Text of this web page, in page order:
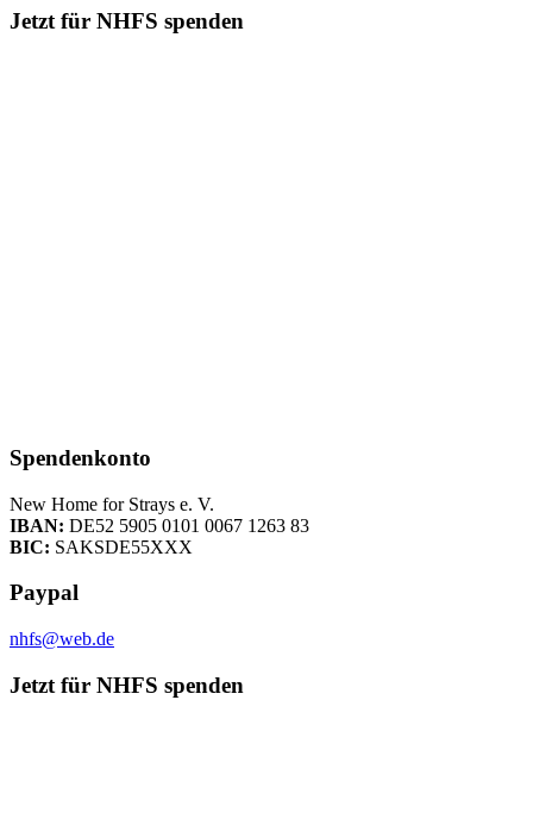
Jetzt für NHFS spenden
Spendenkonto
New Home for Strays e. V.
IBAN: DE52 5905 0101 0067 1263 83
BIC: SAKSDE55XXX
Paypal
nhfs@web.de
Jetzt für NHFS spenden